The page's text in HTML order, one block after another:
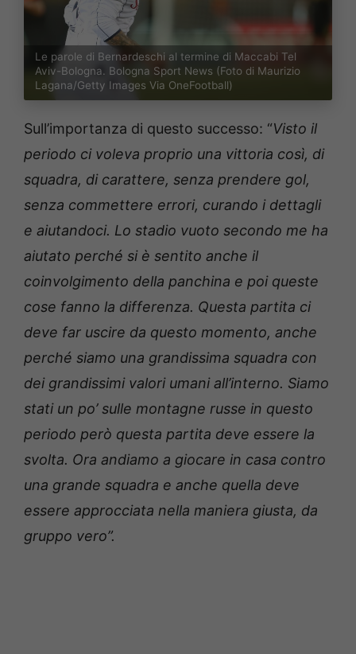
Le parole di Bernardeschi al termine di Maccabi Tel
Aviv-Bologna. Bologna Sport News (Foto di Maurizio
Lagana/Getty Images Via OneFootball)
Sull’importanza di questo successo: “Visto il
periodo ci voleva proprio una vittoria così, di
squadra, di carattere, senza prendere gol,
senza commettere errori, curando i dettagli
e aiutandoci. Lo stadio vuoto secondo me ha
aiutato perché si è sentito anche il
coinvolgimento della panchina e poi queste
cose fanno la differenza. Questa partita ci
deve far uscire da questo momento, anche
perché siamo una grandissima squadra con
dei grandissimi valori umani all’interno. Siamo
stati un po’ sulle montagne russe in questo
periodo però questa partita deve essere la
svolta. Ora andiamo a giocare in casa contro
una grande squadra e anche quella deve
essere approcciata nella maniera giusta, da
gruppo vero”.